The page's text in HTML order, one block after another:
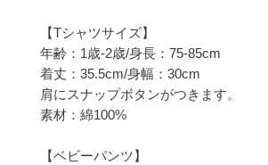
【Tシャツサイズ】
年齢：1歳-2歳/身長：75-85cm
着丈：35.5cm/身幅：30cm
肩にスナップボタンがつきます。
素材：綿100%
【ベビーパンツ】